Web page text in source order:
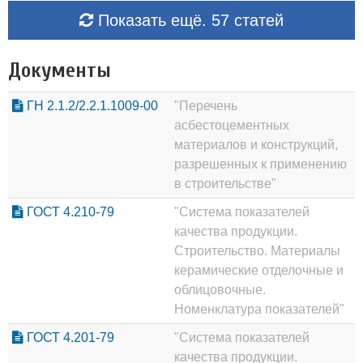
Показать ещё. 57 статей
Документы
ГН 2.1.2/2.2.1.1009-00
"Перечень
асбестоцементных
материалов и конструкций,
разрешенных к применению
в строительстве"
ГОСТ 4.210-79
"Система показателей
качества продукции.
Строительство. Материалы
керамические отделочные и
облицовочные.
Номенклатура показателей"
ГОСТ 4.201-79
"Система показателей
качества продукции.